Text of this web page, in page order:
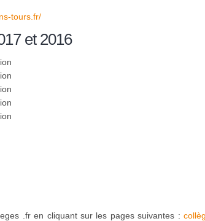
tours.fr/
et 2016
.fr en cliquant sur les pages suivantes :